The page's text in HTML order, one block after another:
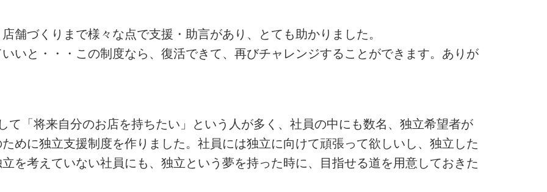
舗づくりまで様々な点で支援・助言があり、とても助かりました。
いと・・・この制度なら、復活できて、再びチャレンジすることができます。ありが
て「将来自分のお店を持ちたい」という人が多く、社員の中にも数名、独立希望者が
めに独立支援制度を作りました。社員には独立に向けて頑張って欲しいし、独立した
を考えていない社員にも、独立という夢を持った時に、目指せる道を用意しておきた